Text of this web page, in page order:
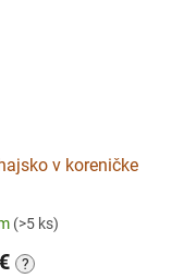
v koreničke
(>5 ks)
?